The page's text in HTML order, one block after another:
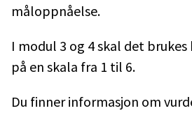
måloppnåelse.
I modul 3 og 4 skal det
på en skala fra 1 til 6.
Du finner informasjon om